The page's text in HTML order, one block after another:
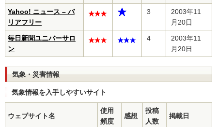
Yahoo! ニュース – バ
リアフリー
3
2003年11
月20日
毎日新聞ユニバーサロ
ン
4
2003年11
月20日
気象・災害情報
気象情報を入手しやすいサイト
ウェブサイト名
使用
頻度
感想
投稿
人数
掲載日